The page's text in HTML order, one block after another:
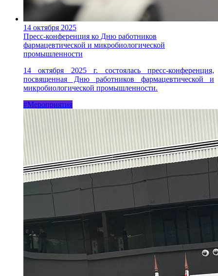
14 октября 2025
Пресс-конференция ко Дню работников
фармацевтической и микробиологической
промышленности
14 октября 2025 г. состоялась пресс-конференция,
посвященная Дню работников фармацевтической и
микробиологической промышленности.
#Мероприятия